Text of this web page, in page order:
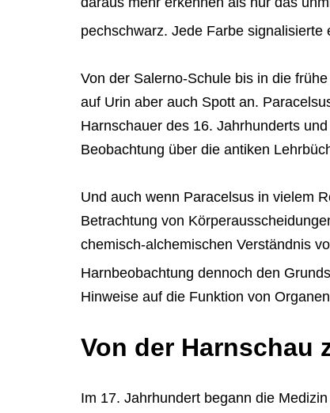
pechschwarz. Jede Farbe
Von der Salerno-Schule bis in die
auf Urin aber auch Spott an.
Harnschauer des 16. Jahrhunderts
Beobachtung über die antiken
Und auch wenn Paracelsus in vielem
Betrachtung von
chemisch-alchemischen Verständnis
Harnbeobachtung dennoch den
Hinweise auf die Funktion von
Von der Harnschau
Im 17. Jahrhundert begann die